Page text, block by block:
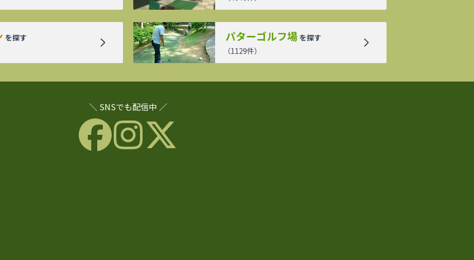
を探す
パターゴルフ場 を探す
（1129件）
＼ SNSでも配信中 ／